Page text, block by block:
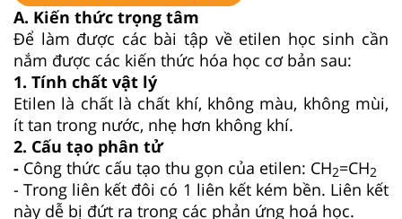
A. Kiến thức trọng tâm
Để làm được các bài tập về etilen học sinh cần
nắm được các kiến thức hóa học cơ bản sau:
1. Tính chất vật lý
Etilen là chất là chất khí, không màu, không mùi,
ít tan trong nước, nhẹ hơn không khí.
2. Cấu tạo phân tử
- Công thức cấu tạo thu gọn của etilen: CH2=CH2
- Trong liên kết đôi có 1 liên kết kém bền. Liên kết
này dễ bị đứt ra trong các phản ứng hoá học.